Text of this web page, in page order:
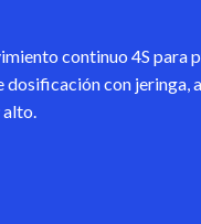
continuo 4S para
dosificación con jeringa,
alto.